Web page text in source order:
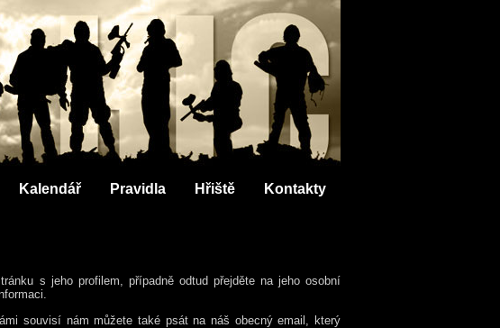
Kalendář Pravidla Hřiště Kontakty
s jeho profilem, případně odtud přejděte na jeho osobní
souvisí nám můžete také psát na náš obecný email, který